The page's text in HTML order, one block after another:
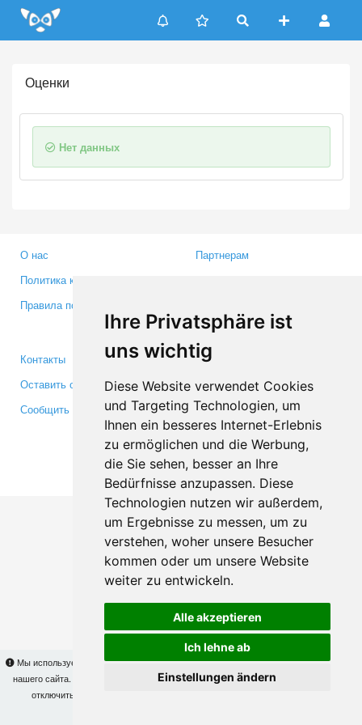
Ihre Privatsphäre ist
uns wichtig
Diese Website verwendet Cookies
und Targeting Technologien, um
Ihnen ein besseres Internet-Erlebnis
zu ermöglichen und die Werbung,
die Sie sehen, besser an Ihre
Bedürfnisse anzupassen. Diese
Technologien nutzen wir außerdem,
um Ergebnisse zu messen, um zu
verstehen, woher unsere Besucher
kommen oder um unsere Website
weiter zu entwickeln.
Alle akzeptieren
Ich lehne ab
Einstellungen ändern
Update cookies preferences
Мы используем cookies для того, чтобы Вы могли использовать весь функционал
нашего сайта. На
Вы сможете узнать подробности и, при желании,
отключить использование cookies. Продолжая пользоваться сайтом, Вы
Оценки
Нет данных
О нас
Политика конфиденциальности
Правила пользования
Партнерам
Медиа
Контакты
Оставить отзыв
Сообщить об ошибке
Facebook
Twitter
YouTube
Google+
Makis© Copyright 2026